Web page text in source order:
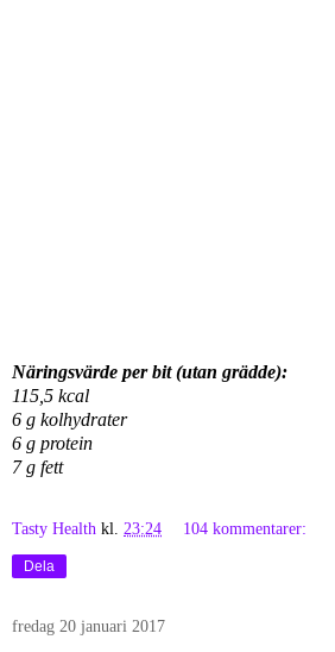
Näringsvärde per bit (utan grädde):
115,5 kcal
6 g kolhydrater
6 g protein
7 g fett
Tasty Health kl. 23:24 104 kommentarer:
Dela
fredag 20 januari 2017